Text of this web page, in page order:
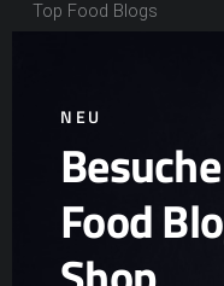
Top Food Blogs
Chili Samen
Scharfe Snacks
NEU
Food